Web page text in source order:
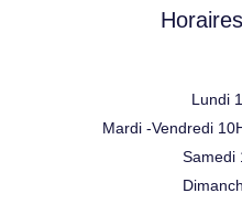
Lundi
Mardi -Vendredi
Samedi